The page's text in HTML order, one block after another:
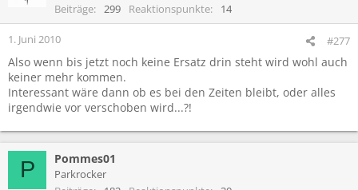
Beiträge
299 Reaktionspunkte 14
1. Juni 2010 #277
Also wenn bis jetzt noch keine Ersatz drin steht wird wohl auch
keiner mehr kommen.
Interessant wäre dann ob es bei den Zeiten bleibt, oder alles
irgendwie vor verschoben wird...?!
P Pommes01
Parkrocker